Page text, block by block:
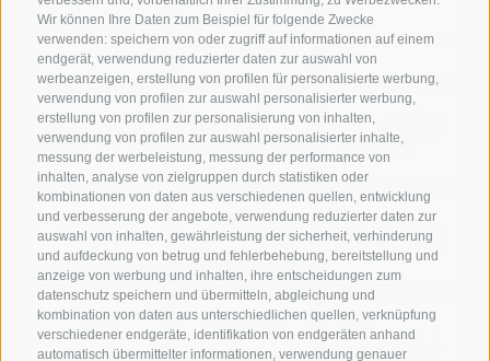
Wir können Ihre Daten zum Beispiel für folgende Zwecke
verwenden: speichern von oder zugriff auf informationen auf einem
endgerät, verwendung reduzierter daten zur auswahl von
werbeanzeigen, erstellung von profilen für personalisierte werbung,
verwendung von profilen zur auswahl personalisierter werbung,
erstellung von profilen zur personalisierung von inhalten,
verwendung von profilen zur auswahl personalisierter inhalte,
messung der werbeleistung, messung der performance von
inhalten, analyse von zielgruppen durch statistiken oder
kombinationen von daten aus verschiedenen quellen, entwicklung
und verbesserung der angebote, verwendung reduzierter daten zur
auswahl von inhalten, gewährleistung der sicherheit, verhinderung
und aufdeckung von betrug und fehlerbehebung, bereitstellung und
anzeige von werbung und inhalten, ihre entscheidungen zum
datenschutz speichern und übermitteln, abgleichung und
kombination von daten aus unterschiedlichen quellen, verknüpfung
verschiedener endgeräte, identifikation von endgeräten anhand
automatisch übermittelter informationen, verwendung genauer